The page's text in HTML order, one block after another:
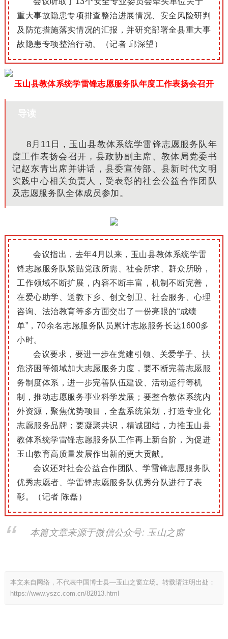
重大事故隐患专项排查整治进展情况、安全风险研判
及防范措施落实情况的汇报，并研究部署全县重大事
故隐患专项整治行动。（记者 邱深望）
玉山县教体系统学雷锋志愿服务队年度工作表扬会召开
导读
8月11日，玉山县教体系统学雷锋志愿服务队年
度工作表扬会召开，县政协副主席、教体局党委书
记赵东青出席并讲话，县委宣传部、县新时代文明
实践中心相关负责人，受表彰的社会公益合作团队
及志愿服务队全体成员参加。
会议指出，去年4月以来，玉山县教体系统学雷
锋志愿服务队紧贴党政所需、社会所求、群众所盼，
工作领域不断扩展，内容不断丰富，机制不断完善，
在爱心助学、送教下乡、创文创卫、社会服务、心理
咨询、法治教育等多方面交出了一份亮眼的“成绩
单”，70余名志愿服务队员累计志愿服务长达1600多
小时。
会议要求，要进一步在党建引领、关爱学子、扶
危济困等领域加大志愿服务力度，要不断完善志愿服
务制度体系，进一步完善队伍建设、活动运行等机
制，推动志愿服务事业科学发展；要整合教体系统内
外资源，聚焦优势项目，全盘系统策划，打造专业化
志愿服务品牌；要凝聚共识，精诚团结，力推玉山县
教体系统学雷锋志愿服务队工作再上新台阶，为促进
玉山教育高质量发展作出新的更大贡献。
会议还对社会公益合作团队、学雷锋志愿服务队
优秀志愿者、学雷锋志愿服务队优秀分队进行了表
彰。（记者 陈磊）
本篇文章来源于微信公众号: 玉山之窗
本文来自网络，不代表中国博士县—玉山之窗立场。转载请注明出处：
https://www.yszc.com.cn/82813.html